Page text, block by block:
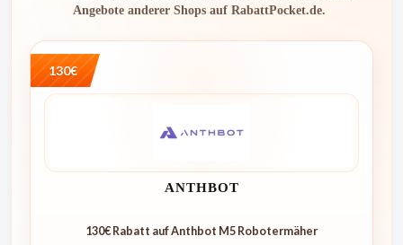
Angebote anderer Shops auf RabattPocket.de.
130€
ANTHBOT
130€ Rabatt auf Anthbot M5 Robotermäher